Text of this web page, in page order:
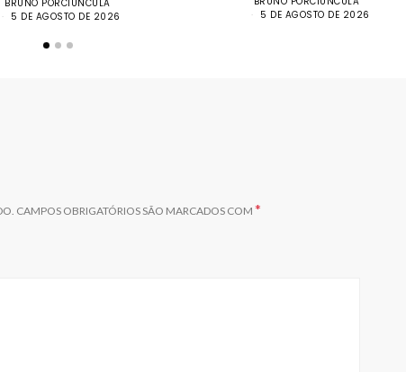
BRUNO PORCIUNCULA
5 DE AGOSTO DE 2026
5 DE AGOSTO DE 2026
CAMPOS OBRIGATÓRIOS SÃO MARCADOS COM *